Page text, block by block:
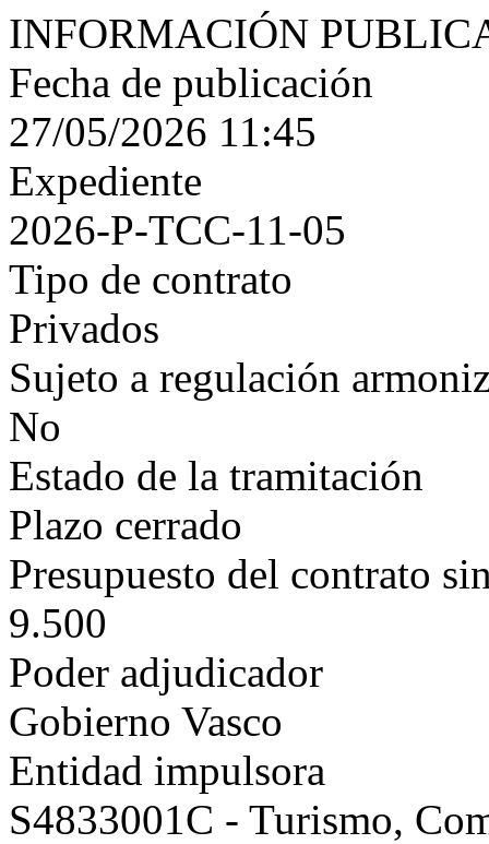
INFORMACIÓN
Fecha de publicación
27/05/2026 11:45
Expediente
2026-P-TCC-11-05
Tipo de contrato
Privados
Sujeto a regulación
No
Estado de la tramitación
Plazo cerrado
Presupuesto del contrato
9.500
Poder adjudicador
Gobierno Vasco
Entidad impulsora
S4833001C - Turismo,